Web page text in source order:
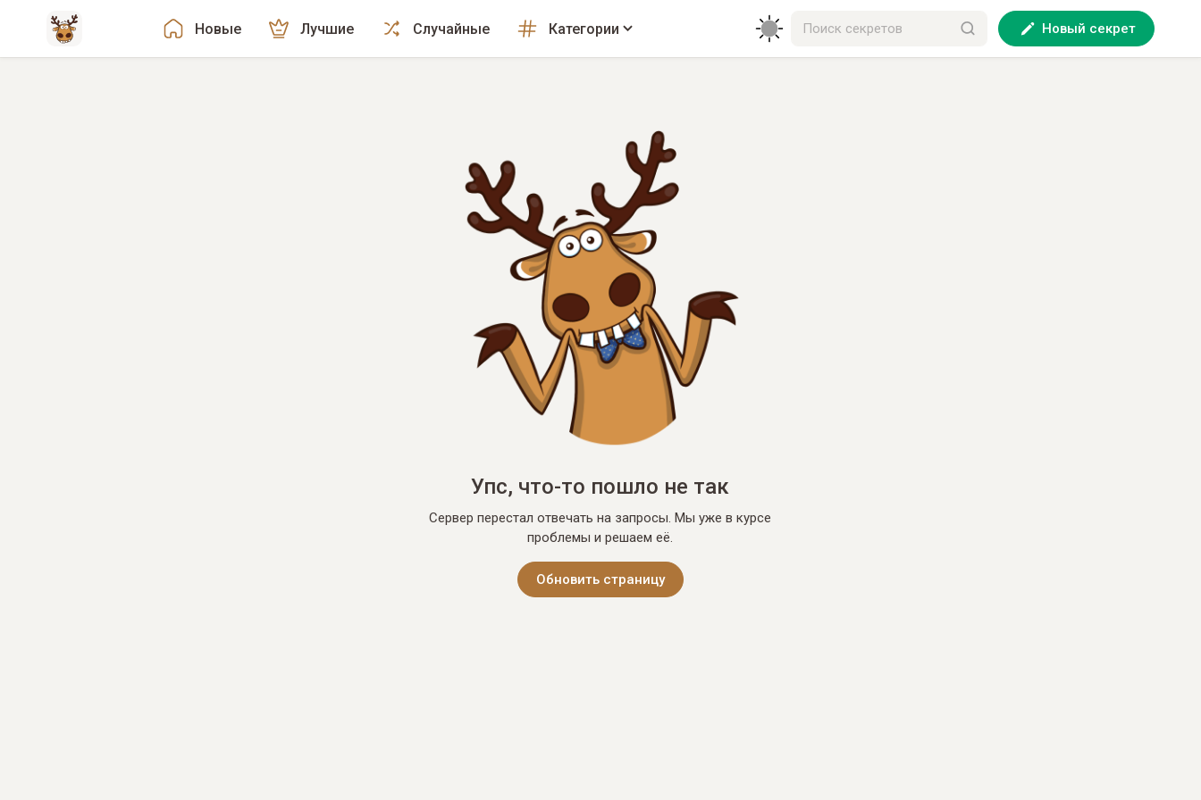
Новые Лучшие Случайные Категории Новый секрет
Упс, что-то пошло не так
Сервер перестал отвечать на запросы. Мы уже в курсе
проблемы и решаем её.
Обновить страницу